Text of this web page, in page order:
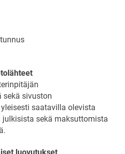
sekä sivuston
saatavilla olevista
sekä maksuttomista